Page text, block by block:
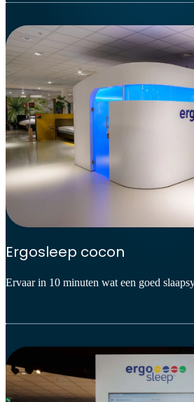
Ergosleep cocon
Ervaar in 10 minuten wat een goed